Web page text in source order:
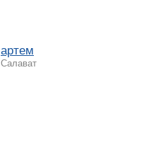
артем
Салават